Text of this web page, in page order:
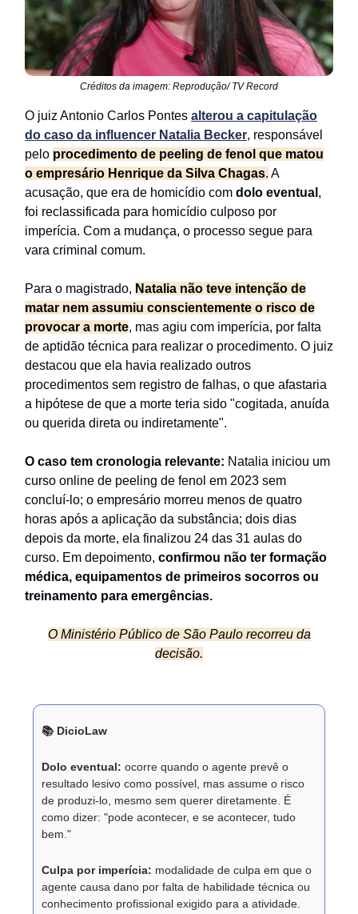
Créditos da imagem: Reprodução/ TV Record
O juiz Antonio Carlos Pontes alterou a capitulação
do caso da influencer Natalia Becker, responsável
pelo procedimento de peeling de fenol que matou
o empresário Henrique da Silva Chagas. A
acusação, que era de homicídio com dolo eventual ,
foi reclassificada para homicídio culposo por
imperícia. Com a mudança, o processo segue para
vara criminal comum.
Para o magistrado, Natalia não teve intenção de
matar nem assumiu conscientemente o risco de
provocar a morte, mas agiu com imperícia, por falta
de aptidão técnica para realizar o procedimento. O juiz
destacou que ela havia realizado outros
procedimentos sem registro de falhas, o que afastaria
a hipótese de que a morte teria sido "cogitada, anuída
ou querida direta ou indiretamente".
O caso tem cronologia relevante: Natalia iniciou um
curso online de peeling de fenol em 2023 sem
concluí-lo; o empresário morreu menos de quatro
horas após a aplicação da substância; dois dias
depois da morte, ela finalizou 24 das 31 aulas do
curso. Em depoimento, confirmou não ter formação
médica, equipamentos de primeiros socorros ou
treinamento para emergências.
O Ministério Público de São Paulo recorreu da
decisão.
📚 DicioLaw
Dolo eventual: ocorre quando o agente prevê o
resultado lesivo como possível, mas assume o risco
de produzi-lo, mesmo sem querer diretamente. É
como dizer: "pode acontecer, e se acontecer, tudo
bem."
Culpa por imperícia: modalidade de culpa em que o
agente causa dano por falta de habilidade técnica ou
conhecimento profissional exigido para a atividade.